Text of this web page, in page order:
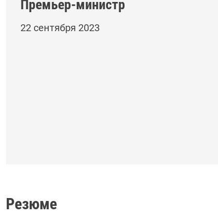
Премьер-министр
22 сентября 2023
Резюме